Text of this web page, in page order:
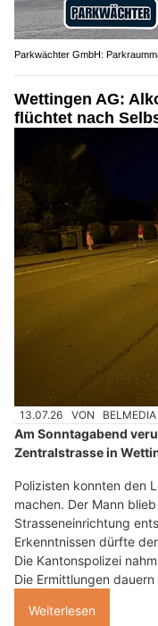
Parkwächter GmbH:
Wettingen AG:
flüchtet nach
13.07.26 VON
Am Sonntagabend
Zentralstrasse in
Polizisten konnten den
machen. Der Mann
Strasseneinrichtung
Erkenntnissen dürfte
Die Kantonspolizei
Die Ermittlungen dauern
Weiterlesen